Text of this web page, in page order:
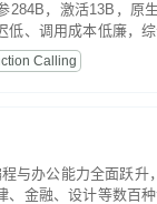
284B，激活13B，原
低、调用成本低廉，
常对话、内容创作、
Calling
与办公能力全面跃升
、金融、设计等数百